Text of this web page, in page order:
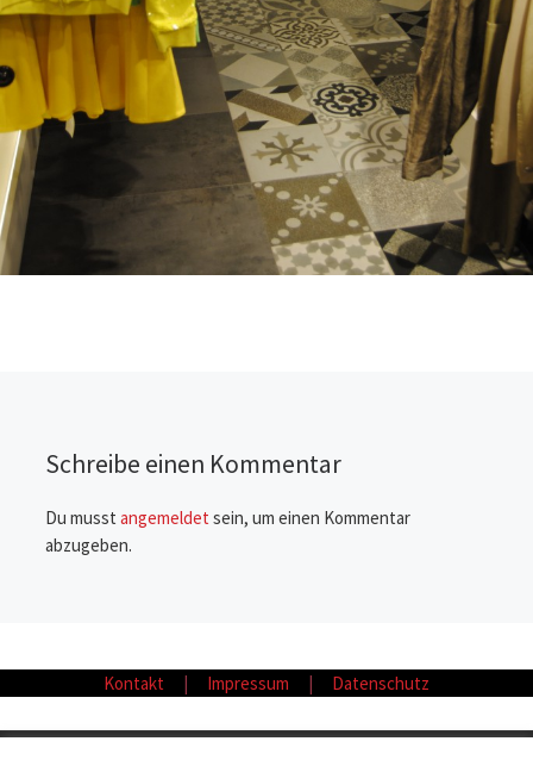
Schreibe einen Kommentar
Du musst angemeldet sein, um einen Kommentar
abzugeben.
Kontakt | Impressum | Datenschutz